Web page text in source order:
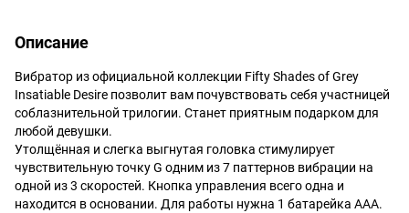
Описание
Вибратор из официальной коллекции Fifty Shades of Grey
Insatiable Desire позволит вам почувствовать себя участницей
соблазнительной трилогии. Станет приятным подарком для
любой девушки.
Утолщённая и слегка выгнутая головка стимулирует
чувствительную точку G одним из 7 паттернов вибрации на
одной из 3 скоростей. Кнопка управления всего одна и
находится в основании. Для работы нужна 1 батарейка ААА.